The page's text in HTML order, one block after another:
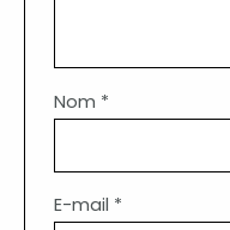
Nom *
E-mail *